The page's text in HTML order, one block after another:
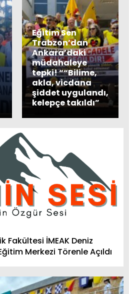
Eğitim Sen
Trabzon’dan
Ankara’daki
müdahaleye
tepki! ““Bilime,
akla, vicdana
şiddet uygulandı,
kelepçe takıldı”
Fakültesi İMEAK Deniz
Merkezi Törenle Açıldı